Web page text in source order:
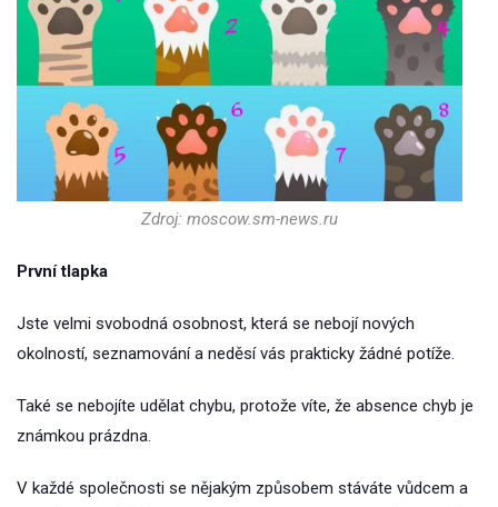
Zdroj: moscow.sm-news.ru
První tlapka
Jste velmi svobodná osobnost, která se nebojí nových
okolností, seznamování a neděsí vás prakticky žádné potíže.
Také se nebojíte udělat chybu, protože víte, že absence chyb je
známkou prázdna.
V každé společnosti se nějakým způsobem stáváte vůdcem a